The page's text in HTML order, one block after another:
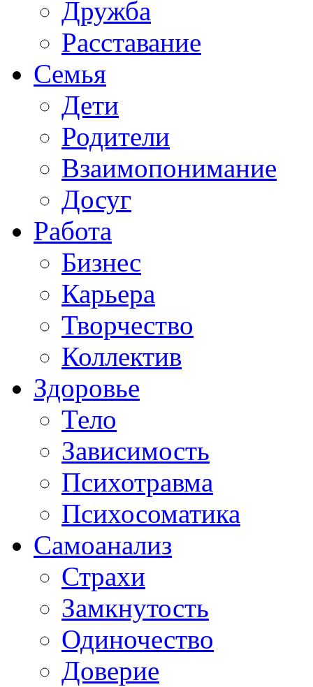
Дружба
Расставание
Семья
Дети
Родители
Взаимопонимание
Досуг
Работа
Бизнес
Карьера
Творчество
Коллектив
Здоровье
Тело
Зависимость
Психотравма
Психосоматика
Самоанализ
Страхи
Замкнутость
Одиночество
Доверие